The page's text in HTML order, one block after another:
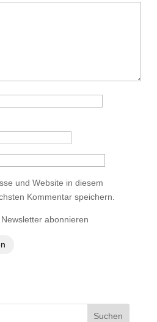
und Website in diesem
Kommentar speichern.
abonnieren
Suchen